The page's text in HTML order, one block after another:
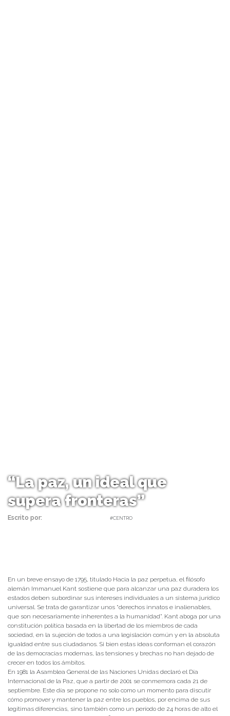
“La paz, un ideal que
supera fronteras”
Escrito por: #CENTRO
En un breve ensayo de 1795, titulado Hacia la paz perpetua, el filósofo
alemán Immanuel Kant sostiene que para alcanzar una paz duradera los
estados deben subordinar sus intereses individuales a un sistema jurídico
universal. Se trata de garantizar unos “derechos innatos e inalienables,
que son necesariamente inherentes a la humanidad”. Kant aboga por una
constitución política basada en la libertad de los miembros de cada
sociedad, en la sujeción de todos a una legislación común y en la absoluta
igualdad entre sus ciudadanos. Si bien estas ideas conforman el corazón
de las democracias modernas, las tensiones y brechas no han dejado de
crecer en todos los ámbitos.
En 1981 la Asamblea General de las Naciones Unidas declaró el Día
Internacional de la Paz, que a partir de 2001 se conmemora cada 21 de
septiembre. Este día se propone no solo como un momento para discutir
cómo promover y mantener la paz entre los pueblos, por encima de sus
legítimas diferencias, sino también como un período de 24 horas de alto el